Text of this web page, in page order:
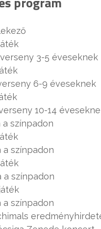
3-5 éveseknek
6-9 éveseknek
10-14
a színpadon
a színpadon
a színpadon
a színpadon